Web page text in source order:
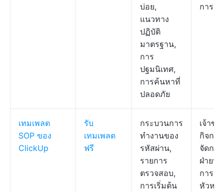
บ่อย,
แนวทาง
ปฏิบัติ
มาตรฐาน,
การ
ปฐมนิเทศ,
การค้นหาที่
ปลอดภัย
การ
เทมเพลต
SOP ของ
ClickUp
รับ
เทมเพลต
ฟรี
กระบวนการ
ทำงานของ
รหัสผ่าน,
รายการ
ตรวจสอบ,
การเริ่มต้น
เจ้าขอ
กิจกา
จัดการ
ฝ่ายป
การ,
หัวหน้